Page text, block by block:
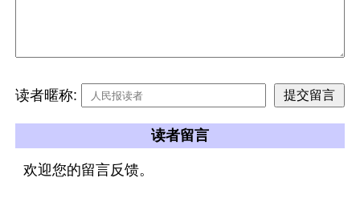
读者暱称:
读者留言
欢迎您的留言反馈。